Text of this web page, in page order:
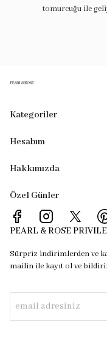
tomurcuğu ile
Kategoriler
Hesabım
Hakkımızda
Özel Günler
PEARL & ROSE
Sürpriz indirimlerden ve
mailin ile kayıt ol ve